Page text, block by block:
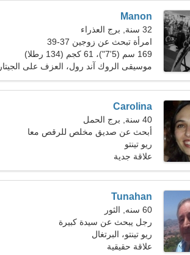
Manon
32 سنة, برج العذراء
امرأة تبحث عن زوجين 37-39
169 سم (5'7")، 61 كجم (134 رطلا)
موسيقى الروك آند رول، العزف على الجيتار
Carolina
40 سنة, برج الحمل
أبحث عن صديق مخلص للرقص معا
ريو تينتو
علاقة جدية
Tunahan
60 سنه, الثور
رجل يبحث عن سيدة كبيرة
ريو تينتو، البرتغال
علاقة حقيقية